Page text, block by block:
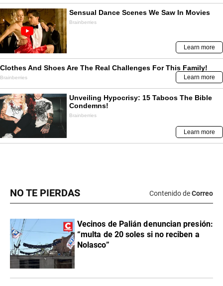
NO TE PIERDAS Contenido deCorreo
Vecinos de Palián denuncian presión:
“multa de 20 soles si no reciben a
Nolasco”